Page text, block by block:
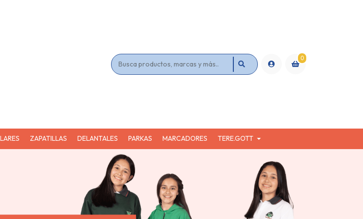
0
ZAPATILLAS DELANTALES PARKAS MARCADORES TERE.GOTT